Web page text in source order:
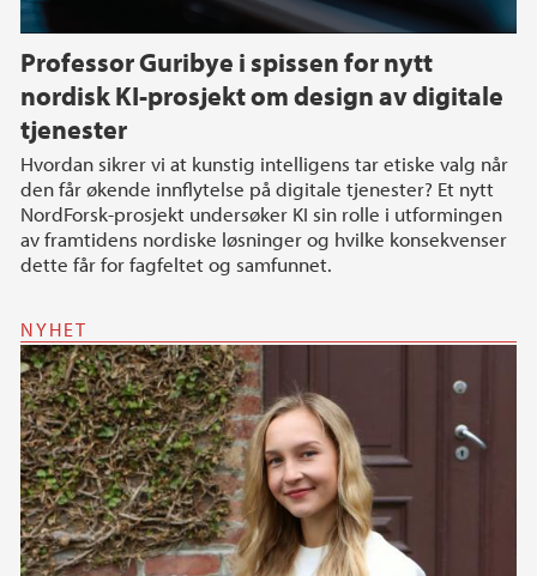
Professor Guribye i spissen for nytt
nordisk KI-prosjekt om design av digitale
tjenester
Hvordan sikrer vi at kunstig intelligens tar etiske valg når
den får økende innflytelse på digitale tjenester? Et nytt
NordForsk-prosjekt undersøker KI sin rolle i utformingen
av framtidens nordiske løsninger og hvilke konsekvenser
dette får for fagfeltet og samfunnet.
NYHET